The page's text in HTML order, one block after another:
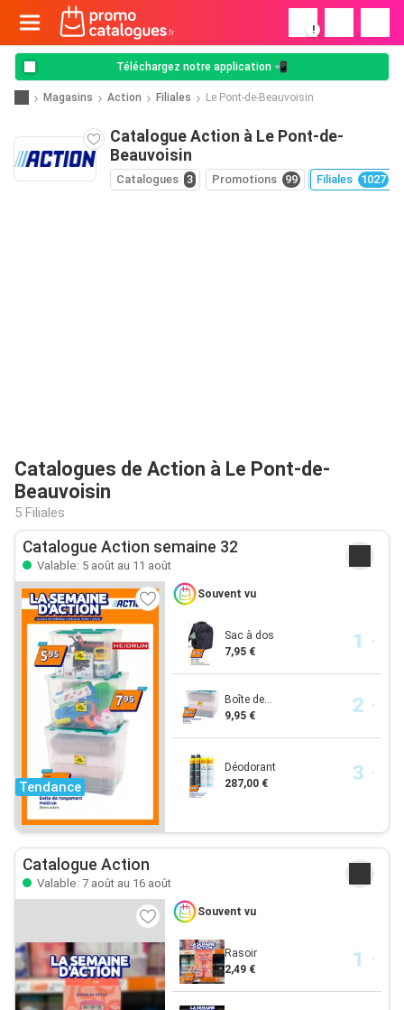
!
Téléchargez notre application 📲
Magasins Action Filiales Le Pont-de-Beauvoisin
Catalogue Action à Le Pont-de-
Beauvoisin
Catalogues 3 Promotions 99 Filiales 1027
Catalogues de Action à Le Pont-de-
Beauvoisin
5 Filiales
Catalogue Action semaine 32
Valable: 5 août au 11 août
Tendance
Souvent vu
Sac à dos
7,95 €
Boîte de...
9,95 €
Déodorant
287,00 €
Catalogue Action
Valable: 7 août au 16 août
Souvent vu
Rasoir
2,49 €